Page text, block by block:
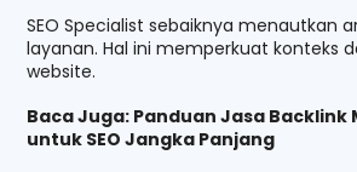
SEO Specialist sebaiknya menautkan
layanan. Hal ini memperkuat konteks
website.
Baca Juga: Panduan Jasa Backlink
untuk SEO Jangka Panjang